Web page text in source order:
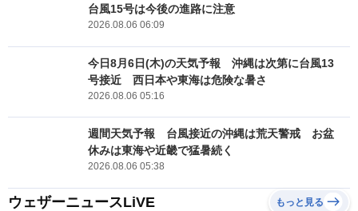
台風15号は今後の進路に注意
2026.08.06 06:09
今日8月6日(木)の天気予報 沖縄は次第に台風13
号接近 西日本や東海は危険な暑さ
2026.08.06 05:16
週間天気予報 台風接近の沖縄は荒天警戒 お盆
休みは東海や近畿で猛暑続く
2026.08.06 05:38
ウェザーニュースLiVE もっと見る